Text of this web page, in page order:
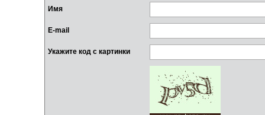
Имя
E-mail
Укажите код с картинки